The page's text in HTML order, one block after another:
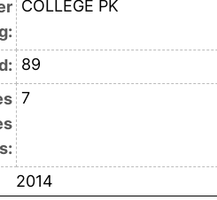
COLLEGE PK
89
7
2014